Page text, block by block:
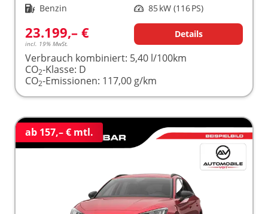
Kraftstoff Benzin Leistung 85 kW (116 PS)
23.199,– €
incl. 19% MwSt.
Details
Verbrauch kombiniert: 5,40 l/100km
CO2-Klasse: D
CO2-Emissionen: 117,00 g/km
ab 157,– € mtl.